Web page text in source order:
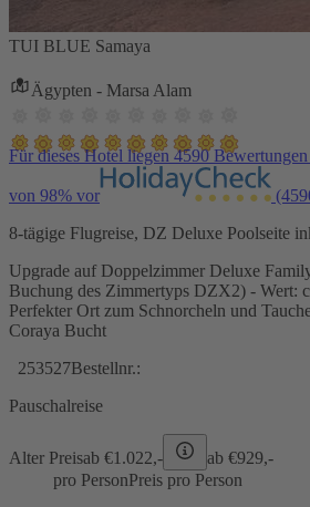
TUI BLUE Samaya
Ägypten - Marsa Alam
Für dieses Hotel liegen 4590
von 98% vor
8-tägige Flugreise, DZ Deluxe Poolseite
Upgrade auf Doppelzimmer Deluxe
Buchung des Zimmertyps DZX2) - Wert:
Perfekter Ort zum Schnorcheln und
Coraya Bucht
253527Bestellnr.:
Pauschalreise
Alter Preisab €1.022,- ab €929,-
pro PersonPreis pro Person